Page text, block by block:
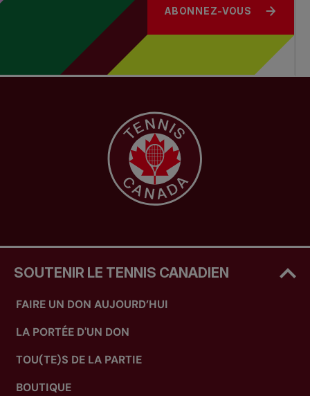
ABONNEZ-VOUS
SOUTENIR LE TENNIS CANADIEN
FAIRE UN DON AUJOURD’HUI
LA PORTÉE D'UN DON
TOU(TE)S DE LA PARTIE
BOUTIQUE